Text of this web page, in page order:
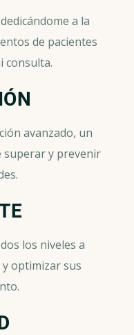
a la
de pacientes
consulta.
avanzado, un
superar y prevenir
los niveles a
optimizar sus